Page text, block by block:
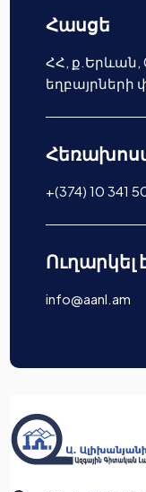
Հասցե
ՀՀ, ք.Երևան,
եղբայրների
+(374) 10 341
Ուղարկել
info@aanl.am